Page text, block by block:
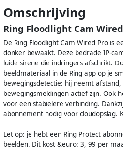
Omschrijving
Ring Floodlight Cam
De Ring Floodlight Cam Wired Pro is
donker bewaakt. Deze bedrade IP-
luide sirene die indringers afschrikt.
beeldmateriaal in de Ring app op je
bewegingsdetectie: hij neemt
bewegingsmeldingen actief zijn. Ook
voor een stabielere verbinding.
abonnement nodig voor cloudopslag.
Let op: je hebt een Ring Protect
beelden. Dit kost &euro: 3, 99 per